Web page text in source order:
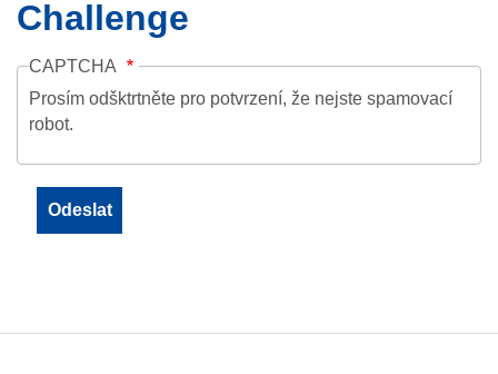
Challenge
CAPTCHA
Prosím odšktrtněte pro potvrzení, že nejste spamovací
robot.